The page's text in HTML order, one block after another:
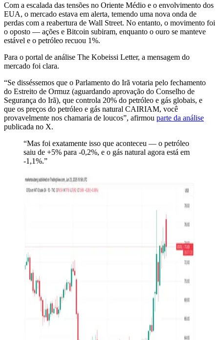
Com a escalada das tensões no Oriente Médio e o envolvimento dos
EUA, o mercado estava em alerta, temendo uma nova onda de
perdas com a reabertura de Wall Street. No entanto, o movimento foi
o oposto — ações e Bitcoin subiram, enquanto o ouro se manteve
estável e o petróleo recuou 1%.
Para o portal de análise The Kobeissi Letter, a mensagem do
mercado foi clara.
“Se disséssemos que o Parlamento do Irã votaria pelo fechamento
do Estreito de Ormuz (aguardando aprovação do Conselho de
Segurança do Irã), que controla 20% do petróleo e gás globais, e
que os preços do petróleo e gás natural CAIRIAM, você
provavelmente nos chamaria de loucos”, afirmou parte da análise
publicada no X.
“Mas foi exatamente isso que aconteceu — o petróleo
saiu de +5% para -0,2%, e o gás natural agora está em
-1,1%.”